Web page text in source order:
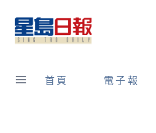
content
首頁 電子報